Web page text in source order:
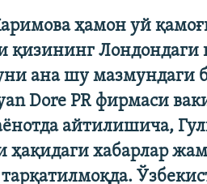
ҳамон уй
қизининг Лондондаги
ана шу мазмундаги
Dore PR фирмаси
айтилишича,
ҳақидаги хабарлар